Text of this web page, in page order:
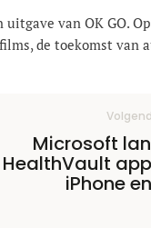
uitgave van OK GO.
de toekomst van
Microsoft
HealthVault
iPhone